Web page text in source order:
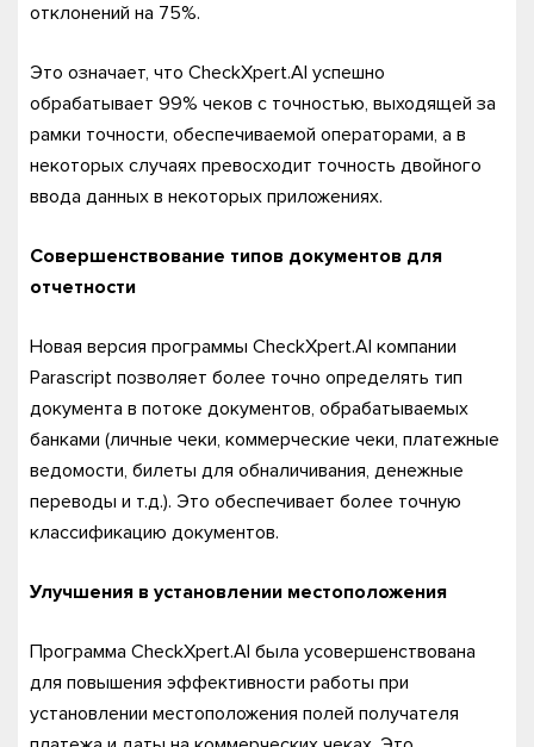
отклонений на 75%.
Это означает, что CheckXpert.AI успешно
обрабатывает 99% чеков с точностью, выходящей за
рамки точности, обеспечиваемой операторами, а в
некоторых случаях превосходит точность двойного
ввода данных в некоторых приложениях.
Совершенствование типов документов для
отчетности
Новая версия программы CheckXpert.AI компании
Parascript позволяет более точно определять тип
документа в потоке документов, обрабатываемых
банками (личные чеки, коммерческие чеки, платежные
ведомости, билеты для обналичивания, денежные
переводы и т.д.). Это обеспечивает более точную
классификацию документов.
Улучшения в установлении местоположения
Программа CheckXpert.AI была усовершенствована
для повышения эффективности работы при
установлении местоположения полей получателя